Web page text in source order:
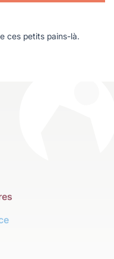
ces petits pains-là.